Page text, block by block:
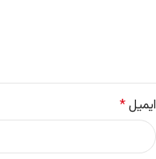
ایمیل*